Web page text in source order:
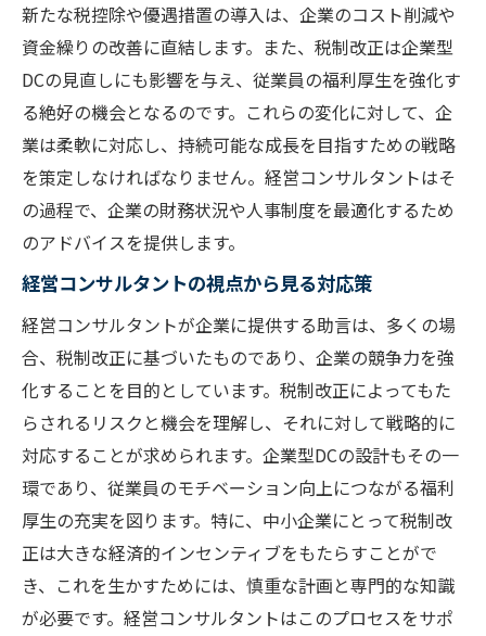
新たな税控除や優遇措置の導入は、企業のコスト削減や
資金繰りの改善に直結します。また、税制改正は企業型
DCの見直しにも影響を与え、従業員の福利厚生を強化す
る絶好の機会となるのです。これらの変化に対して、企
業は柔軟に対応し、持続可能な成長を目指すための戦略
を策定しなければなりません。経営コンサルタントはそ
の過程で、企業の財務状況や人事制度を最適化するため
のアドバイスを提供します。
経営コンサルタントの視点から見る対応策
経営コンサルタントが企業に提供する助言は、多くの場
合、税制改正に基づいたものであり、企業の競争力を強
化することを目的としています。税制改正によってもた
らされるリスクと機会を理解し、それに対して戦略的に
対応することが求められます。企業型DCの設計もその一
環であり、従業員のモチベーション向上につながる福利
厚生の充実を図ります。特に、中小企業にとって税制改
正は大きな経済的インセンティブをもたらすことがで
き、これを生かすためには、慎重な計画と専門的な知識
が必要です。経営コンサルタントはこのプロセスをサポ